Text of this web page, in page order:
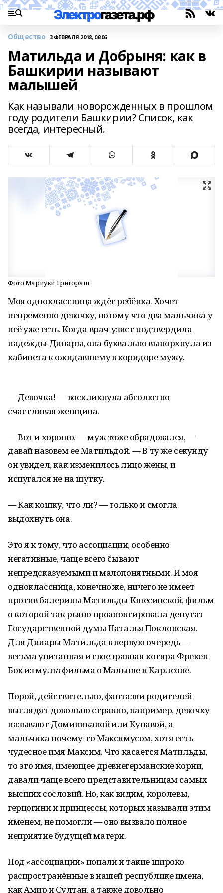
Общество 3 ФЕВРАЛЯ 2018, 06:06
Матильда и Добрыня: как в
Башкирии называют
малышей
Как называли новорожденных в прошлом
году родители Башкирии? Список, как
всегда, интересный.
Фото Мариуки Григораш.
Моя одноклассница ждёт ребёнка. Хочет
непременно девочку, потому что два мальчика у
неё уже есть. Когда врач-узист подтвердила
надежды Динары, она буквально выпорхнула из
кабинета к ожидавшему в коридоре мужу.
— Девочка! — воскликнула абсолютно
счастливая женщина.
— Вот и хорошо, — муж тоже обрадовался, —
давай назовем ее Матильдой. — В ту же секунду
он увидел, как изменилось лицо жены, и
испугался не на шутку.
— Как кошку, что ли? — только и смогла
выдохнуть она.
Это я к тому, что ассоциации, особенно
негативные, чаще всего бывают
непредсказуемыми и малопонятными. И моя
одноклассница, конечно же, ничего не имеет
против балерины Матильды Кшесинской, фильм
о которой так рьяно проанонсировала депутат
Государственной думы Наталья Поклонская.
Для Динары Матильда в первую очередь —
весьма упитанная и своенравная котяра Фрекен
Бок из мультфильма о Малыше и Карлсоне.
Порой, действительно, фантазии родителей
выглядят довольно странно, например, девочку
называют Доминиканой или Купавой, а
мальчика почему-то Максимусом, хотя есть
чудесное имя Максим. Что касается Матильды,
то это имя, имеющее древнегерманские корни,
давали чаще всего представительницам самых
высших сословий. Но, как видим, королевы,
герцогини и принцессы, которых называли этим
именем, не помогли — оно вызвало полное
неприятие будущей матери.
Под «ассоциации» попали и такие широко
распространённые в нашей республике имена,
как Амир и Султан, а также довольно